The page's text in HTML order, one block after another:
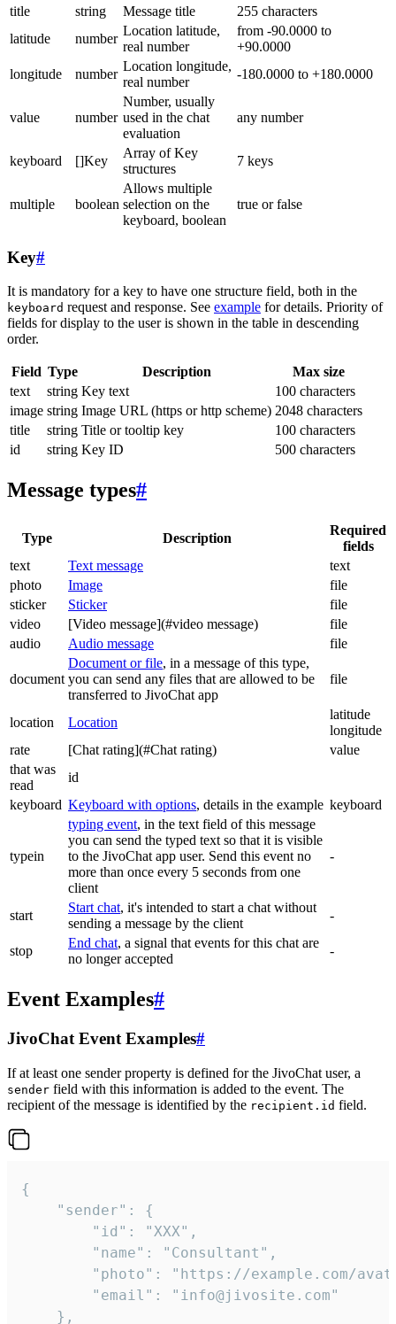
title
string Message title
255 characters
latitude
number
Location latitude,
real number
from -90.0000 to
+90.0000
longitude
number
Location longitude,
real number
-180.0000 to +180.0000
value number
Number, usually
used in the chat
evaluation
any number
keyboard []Key
Array of Key
structures
7 keys
multiple boolean
Allows multiple
selection on the
keyboard, boolean
true or false
Key#
It is mandatory for a key to have one structure field, both in the
keyboard request and response. See example for details. Priority of
fields for display to the user is shown in the table in descending
order.
Field Type Description
Max size
text
string Key text
100 characters
image string Image URL (https or http scheme) 2048 characters
title
string Title or tooltip key
100 characters
id
string Key ID 500 characters
Message types#
Type Description
Required
fields
text
Text message
text
photo
Image
file
sticker
Sticker
file
video
[Video message](#video message)
file
audio
Audio message file
document
Document or file, in a message of this type,
you can send any files that are allowed to be
transferred to JivoChat app
file
location Location
latitude
longitude
rate
[Chat rating](#Chat rating)
value
that was
read
id
keyboard Keyboard with options, details in the example keyboard
typein
typing event, in the text field of this message
you can send the typed text so that it is visible
to the JivoChat app user. Send this event no
more than once every 5 seconds from one
client
-
start
Start chat, it's intended to start a chat without
sending a message by the client
-
stop
End chat, a signal that events for this chat are
no longer accepted
-
Event Examples#
JivoChat Event Examples#
If at least one sender property is defined for the JivoChat user, a
sender field with this information is added to the event. The
recipient of the message is identified by the recipient.id field.
{